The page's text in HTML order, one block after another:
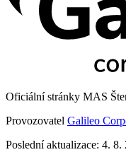
Oficiální stránky MAS
Provozovatel Galileo
Poslední aktualizace: 4. 8.